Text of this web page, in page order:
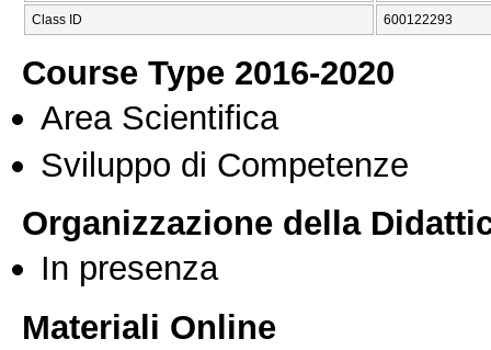
Class ID 600122293
Course Type 2016-2020
Area Scientifica
Sviluppo di Competenze
Organizzazione della
In presenza
Materiali Online